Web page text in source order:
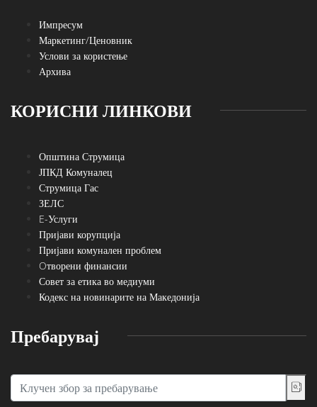
Импресум
Маркетинг/Ценовник
Услови за користење
Архива
КОРИСНИ ЛИНКОВИ
Општина Струмица
ЈПКД Комуналец
Струмица Гас
ЗЕЛС
E-Услуги
Пријави корупција
Пријави комунален проблем
Oтворени финансии
Совет за етика во медиуми
Кодекс на новинарите на Македонија
Пребарувај